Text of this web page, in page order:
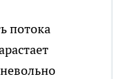
потока